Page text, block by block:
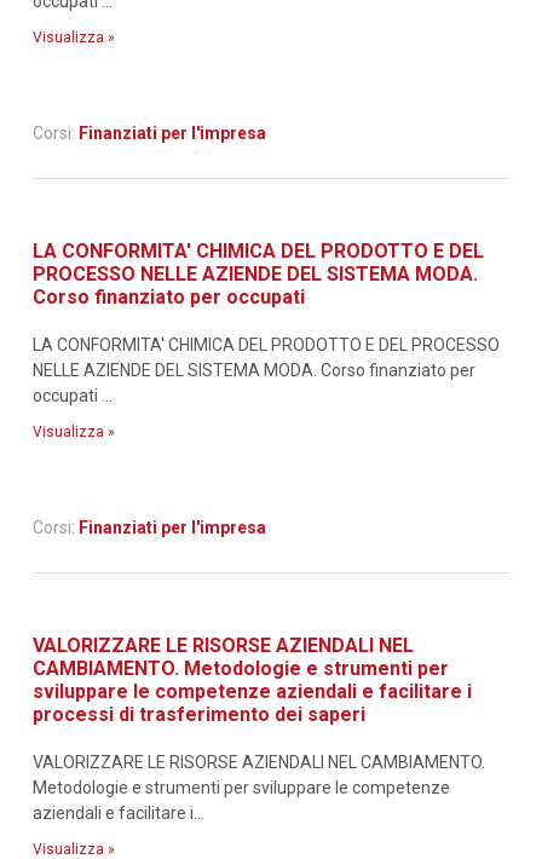
Visualizza »
Corsi: Finanziati per l'impresa
LA CONFORMITA' CHIMICA DEL PRODOTTO E DEL
PROCESSO NELLE AZIENDE DEL SISTEMA MODA.
Corso finanziato per occupati
LA CONFORMITA' CHIMICA DEL PRODOTTO E DEL PROCESSO
NELLE AZIENDE DEL SISTEMA MODA. Corso finanziato per
occupati ...
Visualizza »
Corsi: Finanziati per l'impresa
VALORIZZARE LE RISORSE AZIENDALI NEL
CAMBIAMENTO. Metodologie e strumenti per
sviluppare le competenze aziendali e facilitare i
processi di trasferimento dei saperi
VALORIZZARE LE RISORSE AZIENDALI NEL CAMBIAMENTO.
Metodologie e strumenti per sviluppare le competenze
aziendali e facilitare i...
Visualizza »